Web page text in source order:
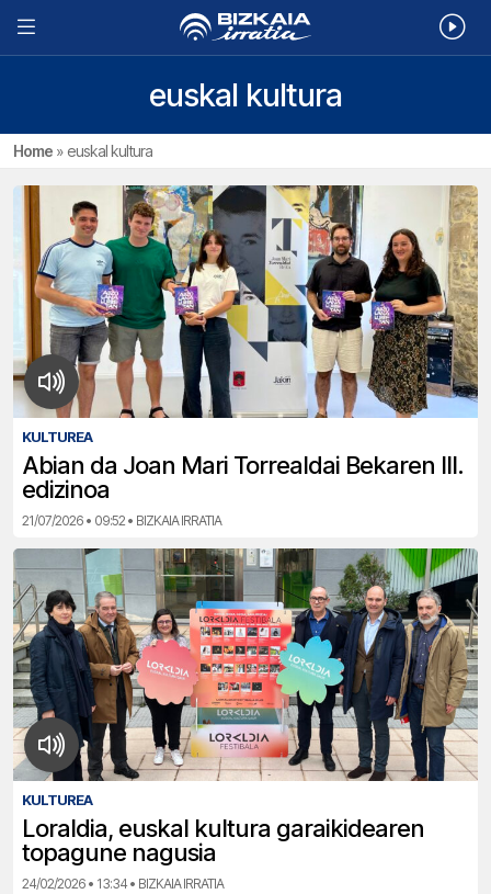
euskal kultura
Home » euskal kultura
KULTUREA
Abian da Joan Mari Torrealdai Bekaren III.
edizinoa
21/07/2026 • 09:52 • BIZKAIA IRRATIA
KULTUREA
Loraldia, euskal kultura garaikidearen
topagune nagusia
24/02/2026 • 13:34 • BIZKAIA IRRATIA